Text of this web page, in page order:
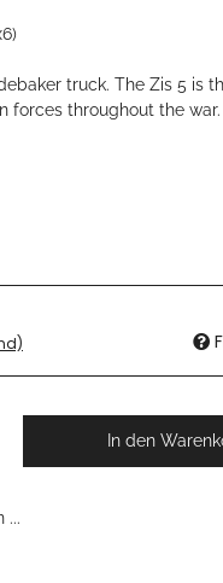
truck. The Zis 5 is
forces throughout the war.
In den
...